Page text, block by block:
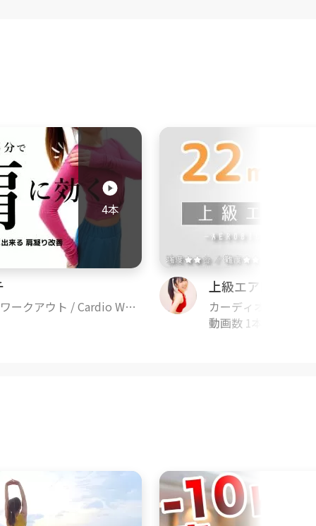
4本
ークアウト / Cardio Wor
上級エアロビクス
カーディオ ワーク
kout
動画数 1本